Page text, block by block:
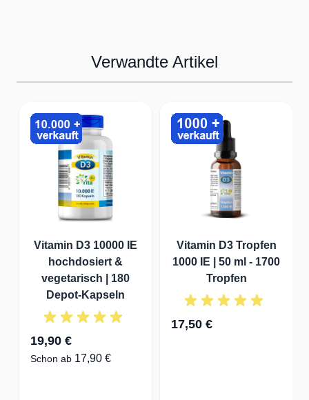
Verwandte Artikel
Vitamin D3 10000 IE
hochdosiert &
vegetarisch | 180
Depot-Kapseln
19,90 €
Schon ab 17,90 €
Vitamin D3 Tropfen
1000 IE | 50 ml - 1700
Tropfen
17,50 €